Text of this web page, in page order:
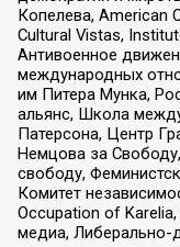
Копелева, American
Cultural Vistas,
Антивоенное
международных
им Питера Мунка,
альянс, Школа
Патерсона, Центр
Немцова за
свободу,
Комитет
Occupation of
медиа, Либерально-